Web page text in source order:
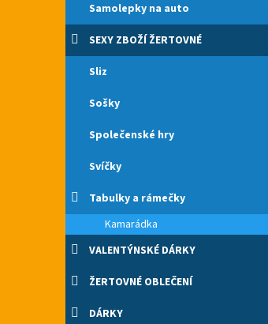
Samolepky na auto
SEXY ZBOŽÍ ŽERTOVNÉ
Sliz
Sošky
Společenské hry
Svíčky
Tabulky a rámečky
Kamarádka
VALENTÝNSKÉ DÁRKY
ŽERTOVNÉ OBLEČENÍ
DÁRKY